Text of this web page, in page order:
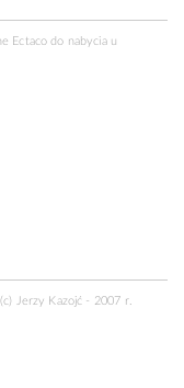
Ectaco do nabycia u
Jerzy Kazojć - 2007 r.